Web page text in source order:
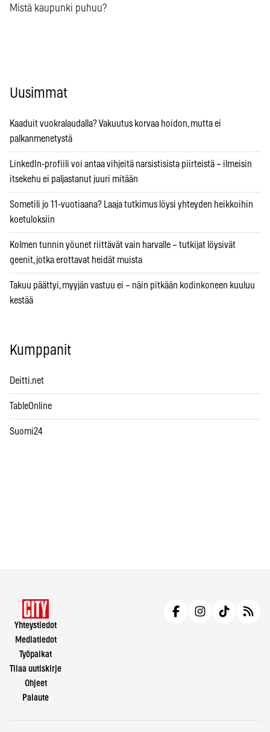
Mistä kaupunki puhuu?
Uusimmat
Kaaduit vuokralaudalla? Vakuutus korvaa hoidon, mutta ei
palkanmenetystä
LinkedIn-profiili voi antaa vihjeitä narsistisista piirteistä – ilmeisin
itsekehu ei paljastanut juuri mitään
Sometili jo 11-vuotiaana? Laaja tutkimus löysi yhteyden heikkoihin
koetuloksiin
Kolmen tunnin yöunet riittävät vain harvalle – tutkijat löysivät
geenit, jotka erottavat heidät muista
Takuu päättyi, myyjän vastuu ei – näin pitkään kodinkoneen kuuluu
kestää
Kumppanit
Deitti.net
TableOnline
Suomi24
Yhteystiedot
Mediatiedot
Työpaikat
Tilaa uutiskirje
Ohjeet
Palaute